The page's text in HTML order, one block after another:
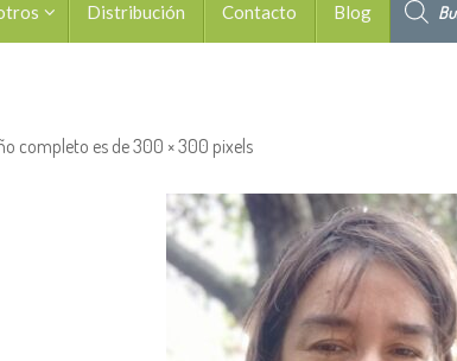
Distribución Contacto Blog
completo es de300 × 300 pixels